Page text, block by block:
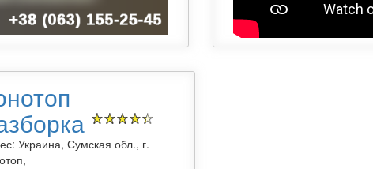
Украина, Сумская обл., г.